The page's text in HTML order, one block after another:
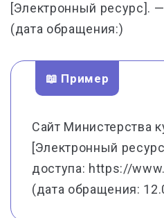
[Электронный ресурс].
(дата обращения:)
📖 Пример
Сайт Министерства
[Электронный
доступа: https://
(дата обращения: